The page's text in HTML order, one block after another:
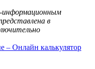
информационным
в
– Онлайн калькулятор